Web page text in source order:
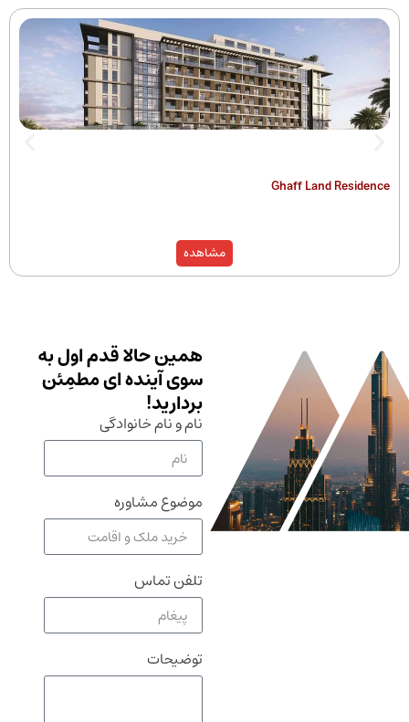
Ghaff
همین حالا قدم اول به
سوی آینده ای مطمِئن
بردارید!
نام و نام خانوادگی
موضوع مشاوره